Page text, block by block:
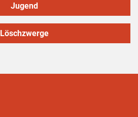
Jugend
Löschzwerge